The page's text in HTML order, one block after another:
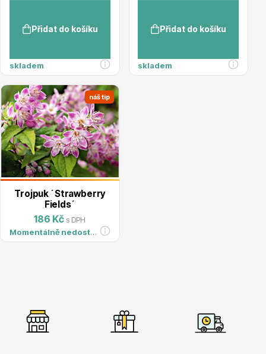
Semena, sadba
Přidat do košíku
skladem
Přidat do košíku
skladem
náš tip
Trojpuk ´Strawberry
Fields´
186 Kč s DPH
Momentálně nedostupné